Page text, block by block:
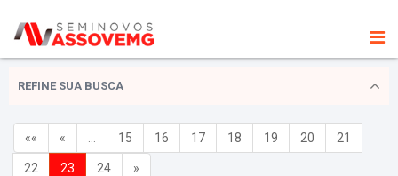
REFINE SUA BUSCA
«« « 15 16 17 18 19 20 21
22 23 24 »